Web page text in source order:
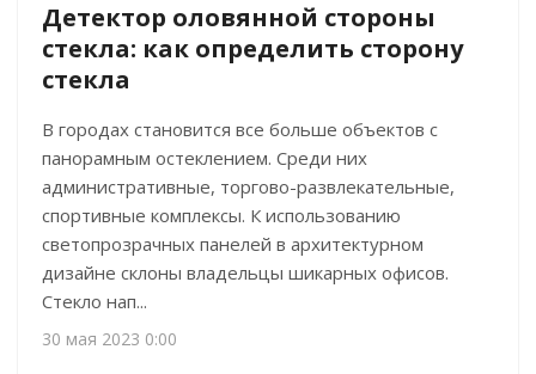
Детектор оловянной стороны
стекла: как определить сторону
стекла
В городах становится все больше объектов с
панорамным остеклением. Среди них
административные, торгово-развлекательные,
спортивные комплексы. К использованию
светопрозрачных панелей в архитектурном
дизайне склоны владельцы шикарных офисов.
Стекло нап...
30 мая 2023 0:00